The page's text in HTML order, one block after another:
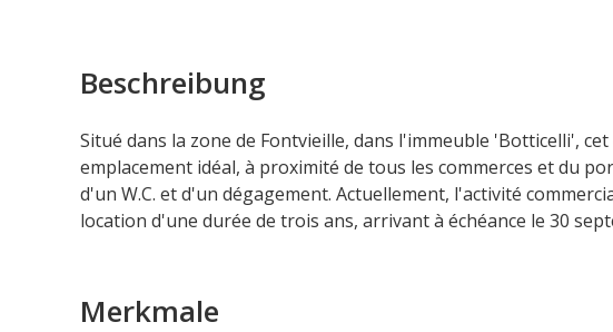
Beschreibung
Situé dans la zone de Fontvieille, dans l'immeuble 'Botticelli',
emplacement idéal, à proximité de tous les commerces et du
d'un W.C. et d'un dégagement. Actuellement, l'activité
location d'une durée de trois ans, arrivant à échéance le 30
Merkmale